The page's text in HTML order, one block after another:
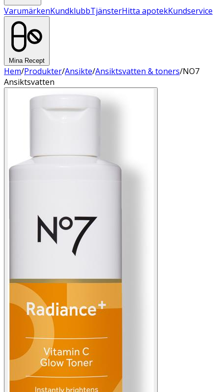
VarumärkenKundklubbTjänsterHitta apotekKundservice
Mina Recept
Hem/Produkter/Ansikte/Ansiktsvatten & toners/NO7
Ansiktsvatten